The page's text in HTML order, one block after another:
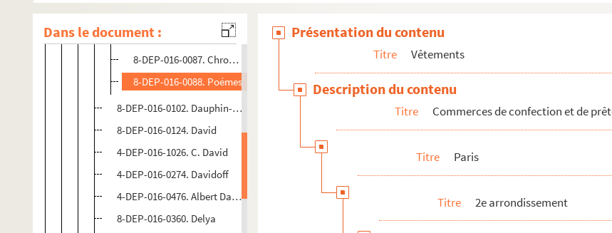
Dans le document :
4-DEP-016-0196. Catalogues
1-DEP-016-0012. Prospectus
8-DEP-016-0087. Chromolithographies
8-DEP-016-0088. Poémes
8-DEP-016-0102. Dauphin-Hemet
8-DEP-016-0124. David
4-DEP-016-1026. C. David
4-DEP-016-0274. Davidoff
4-DEP-016-0476. Albert Davytex, la Maison du costume
8-DEP-016-0360. Delya
Présentation du contenu
Titre Vêtements
Description du contenu
Titre Commerces de confection et de
Titre Paris
Titre 2e arrondissement